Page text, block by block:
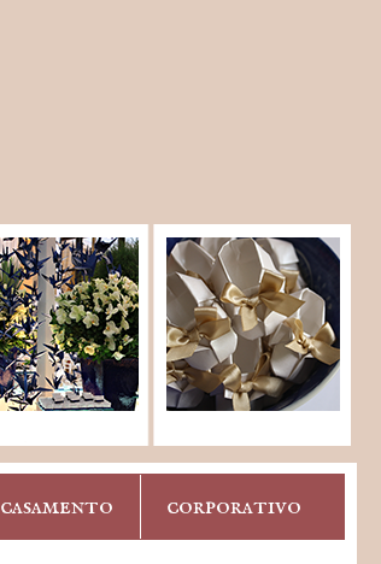
casamento corporativo